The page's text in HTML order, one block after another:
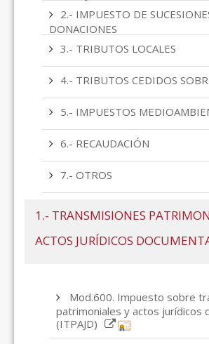
2.- IMPUESTO DE
DONACIONES
3.- TRIBUTOS LOCALES
4.- TRIBUTOS CEDIDOS
5.- IMPUESTOS
6.- RECAUDACIÓN
7.- OTROS
1.- TRANSMISIONES
ACTOS JURÍDICOS
Mod.600. Impuesto sobre
patrimoniales y actos jurídicos
(ITPAJD)